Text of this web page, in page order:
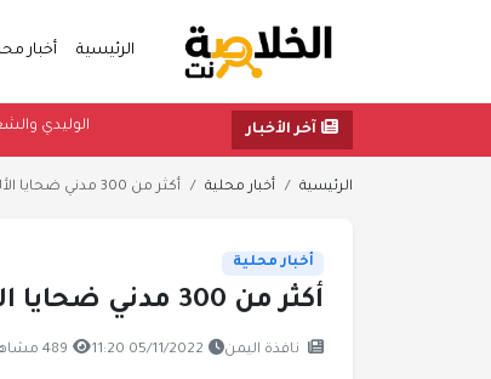
الرئيسية أخبار
آخر الأخبار
الرئيسية أخبار محلية أكثر من 300 مدني ضحايا الألغام الحوثية خلال 5 أشهر
أخبار محلية
أكثر من 300 مدني ضحايا الألغام الحوثية خلال 5 أشهر
نافذة اليمن 05/11/2022 11:20 489 مشاهدة